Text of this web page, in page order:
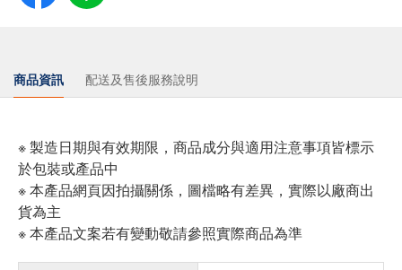
商品資訊 配送及售後服務說明
※ 製造日期與有效期限，商品成分與適用注意事項皆標示
於包裝或產品中
※ 本產品網頁因拍攝關係，圖檔略有差異，實際以廠商出
貨為主
※ 本產品文案若有變動敬請參照實際商品為準